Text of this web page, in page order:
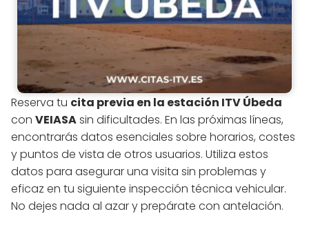
Reserva tu cita previa en la estación ITV Úbeda
con VEIASAsin dificultades. En las próximas líneas,
encontrarás datos esenciales sobre horarios, costes
y puntos de vista de otros usuarios. Utiliza estos
datos para asegurar una visita sin problemas y
eficaz en tu siguiente inspección técnica vehicular.
No dejes nada al azar y prepárate con antelación.